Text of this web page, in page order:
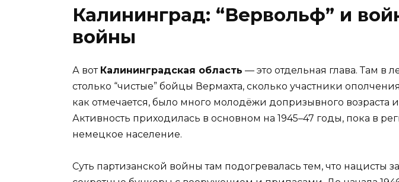
Калининград: “Вервольф” и
войны
А вот Калининградская область — это отдельная глава. Там в
столько “чистые” бойцы Вермахта, сколько участники ополчения
как отмечается, было много молодёжи допризывного возраста
Активность приходилась в основном на 1945–47 годы, пока в
немецкое население.
Суть партизанской войны там подогревалась тем, что нацисты